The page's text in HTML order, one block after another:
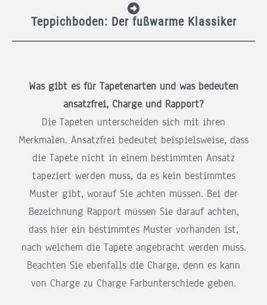
Teppichboden: Der fußwarme Klassiker
Was gibt es für Tapetenarten und was bedeuten
ansatzfrei, Charge und Rapport?
Die Tapeten unterscheiden sich mit ihren
Merkmalen. Ansatzfrei bedeutet beispielsweise, dass
die Tapete nicht in einem bestimmten Ansatz
tapeziert werden muss, da es kein bestimmtes
Muster gibt, worauf Sie achten müssen. Bei der
Bezeichnung Rapport müssen Sie darauf achten,
dass hier ein bestimmtes Muster vorhanden ist,
nach welchem die Tapete angebracht werden muss.
Beachten Sie ebenfalls die Charge, denn es kann
von Charge zu Charge Farbunterschiede geben.